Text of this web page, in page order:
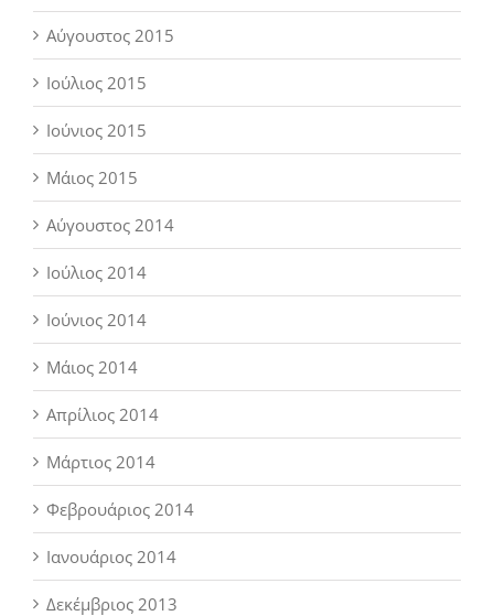
Αύγουστος 2015
Ιούλιος 2015
Ιούνιος 2015
Μάιος 2015
Αύγουστος 2014
Ιούλιος 2014
Ιούνιος 2014
Μάιος 2014
Απρίλιος 2014
Μάρτιος 2014
Φεβρουάριος 2014
Ιανουάριος 2014
Δεκέμβριος 2013